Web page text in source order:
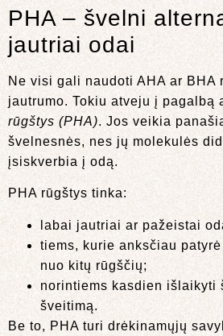
PHA – švelni
jautriai odai
Ne visi gali naudoti AHA ar BHA
jautrumo. Tokiu atveju į pagalbą
rūgštys (PHA). Jos veikia
švelnesnės, nes jų molekulės
įsiskverbia į odą.
PHA rūgštys tinka:
labai jautriai ar pažeistai
tiems, kurie anksčiau
nuo kitų rūgščių;
norintiems kasdien išlaikyti
šveitimą.
Be to, PHA turi drėkinamųjų